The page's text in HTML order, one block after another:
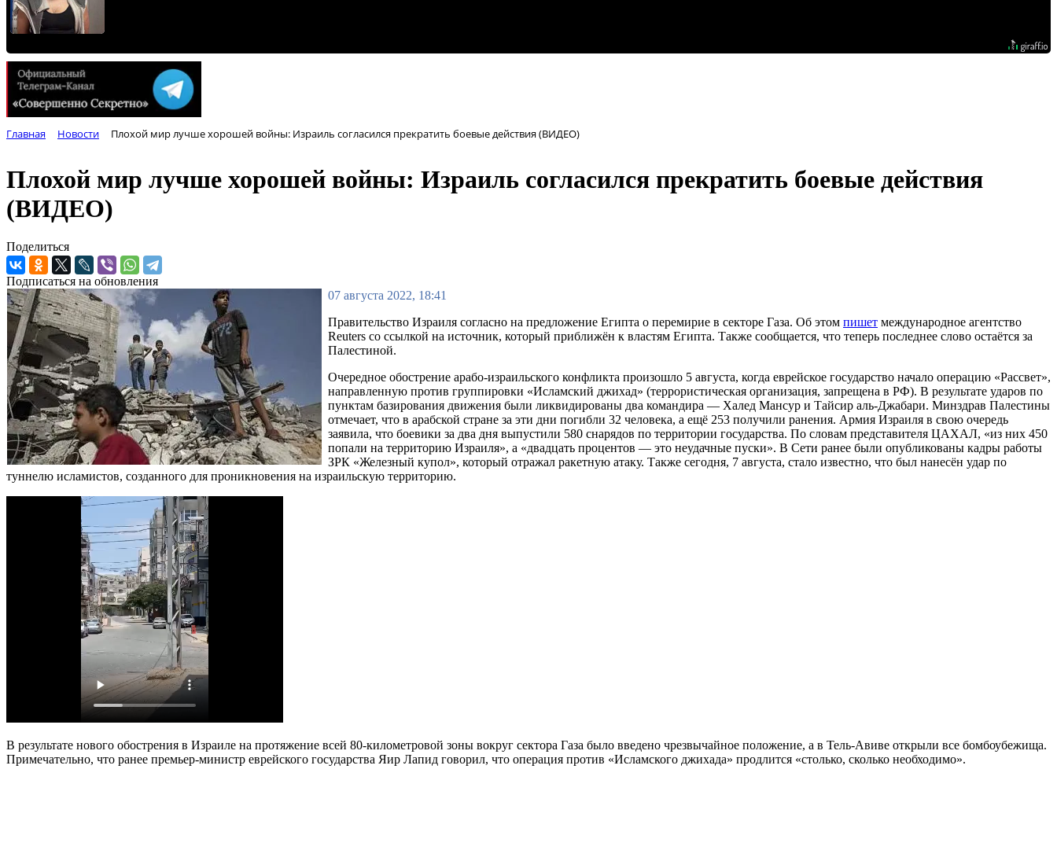
Главная Новости Плохой мир лучше хорошей войны: Израиль согласился прекратить боевые действия (ВИДЕО)
Плохой мир лучше хорошей войны: Израиль согласился прекратить боевые действия
(ВИДЕО)
Поделиться
Подписаться на обновления
07 августа 2022, 18:41
Правительство Израиля согласно на предложение Египта о перемирие в секторе Газа. Об этом пишет международное агентство
Reuters со ссылкой на источник, который приближён к властям Египта. Также сообщается, что теперь последнее слово остаётся за
Палестиной.
Очередное обострение арабо-израильского конфликта произошло 5 августа, когда еврейское государство начало операцию «Рассвет»,
направленную против группировки «Исламский джихад» (террористическая организация, запрещена в РФ). В результате ударов по
пунктам базирования движения были ликвидированы два командира — Халед Мансур и Тайсир аль-Джабари. Минздрав Палестины
отмечает, что в арабской стране за эти дни погибли 32 человека, а ещё 253 получили ранения. Армия Израиля в свою очередь
заявила, что боевики за два дня выпустили 580 снарядов по территории государства. По словам представителя ЦАХАЛ, «из них 450
попали на территорию Израиля», а «двадцать процентов — это неудачные пуски». В Сети ранее были опубликованы кадры работы
ЗРК «Железный купол», который отражал ракетную атаку. Также сегодня, 7 августа, стало известно, что был нанесён удар по
туннелю исламистов, созданного для проникновения на израильскую территорию.
В результате нового обострения в Израиле на протяжение всей 80-километровой зоны вокруг сектора Газа было введено чрезвычайное положение, а в Тель-Авиве открыли все бомбоубежища.
Примечательно, что ранее премьер-министр еврейского государства Яир Лапид говорил, что операция против «Исламского джихада» продлится «столько, сколько необходимо».